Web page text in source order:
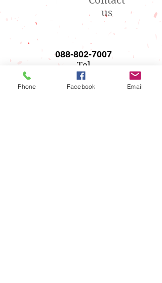
us
088-802-7007
Tel
088-802-7008
Phone Facebook Email